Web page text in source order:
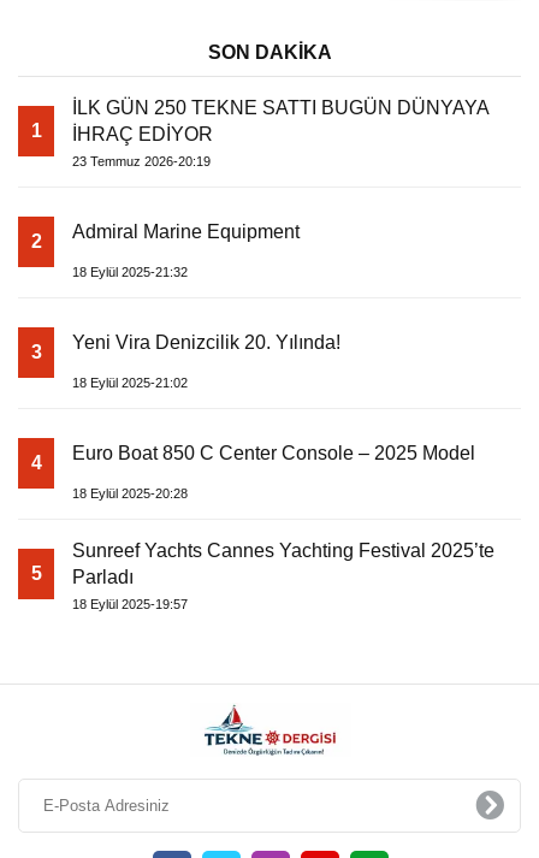
SON DAKİKA
1
İLK GÜN 250 TEKNE SATTI BUGÜN DÜNYAYA
İHRAÇ EDİYOR
23 Temmuz 2026-20:19
2 Admiral Marine Equipment
18 Eylül 2025-21:32
3 Yeni Vira Denizcilik 20. Yılında!
18 Eylül 2025-21:02
4 Euro Boat 850 C Center Console – 2025 Model
18 Eylül 2025-20:28
5
Sunreef Yachts Cannes Yachting Festival 2025’te
Parladı
18 Eylül 2025-19:57